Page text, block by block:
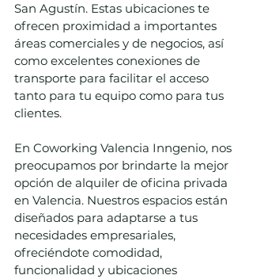
San Agustín. Estas ubicaciones te
ofrecen proximidad a importantes
áreas comerciales y de negocios, así
como excelentes conexiones de
transporte para facilitar el acceso
tanto para tu equipo como para tus
clientes.
En Coworking Valencia Inngenio, nos
preocupamos por brindarte la mejor
opción de alquiler de oficina privada
en Valencia. Nuestros espacios están
diseñados para adaptarse a tus
necesidades empresariales,
ofreciéndote comodidad,
funcionalidad y ubicaciones